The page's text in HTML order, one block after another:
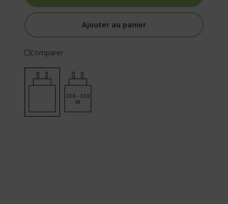
Ajouter au panier
Comparer
330 - 330
W